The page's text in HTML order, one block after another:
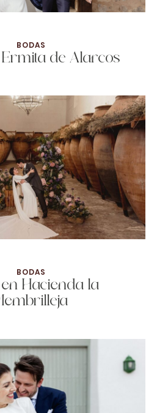
BODAS
de Alarcos
BODAS
Hacienda la